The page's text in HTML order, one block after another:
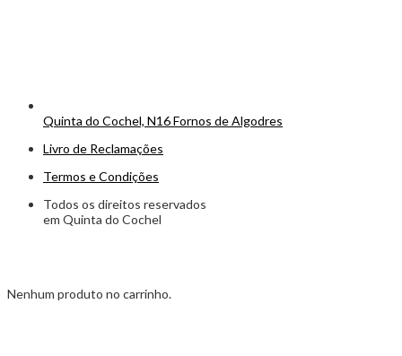
Quinta do Cochel, N16 Fornos de Algodres
Livro de Reclamações
Termos e Condições
Todos os direitos reservados
em Quinta do Cochel
Nenhum produto no carrinho.